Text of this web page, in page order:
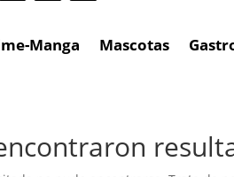
Manga Mascotas